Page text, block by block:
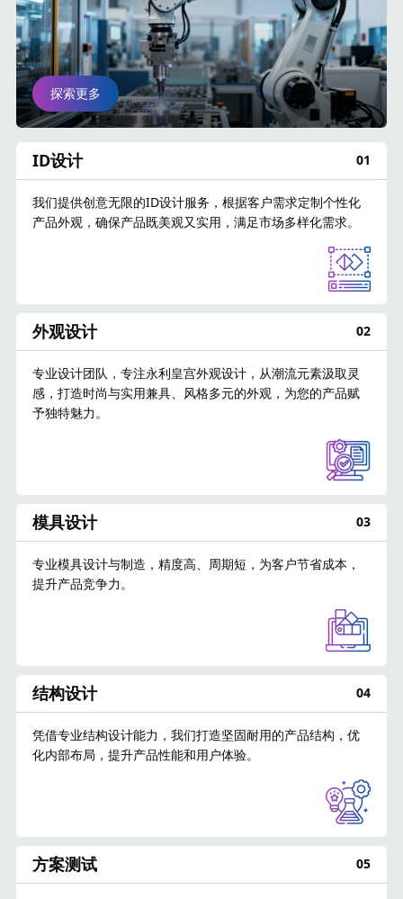
探索更多
ID设计 01
我们提供创意无限的ID设计服务，根据客户需求定制个性化
产品外观，确保产品既美观又实用，满足市场多样化需求。
外观设计 02
专业设计团队，专注永利皇宫外观设计，从潮流元素汲取灵
感，打造时尚与实用兼具、风格多元的外观，为您的产品赋
予独特魅力。
模具设计 03
专业模具设计与制造，精度高、周期短，为客户节省成本，
提升产品竞争力。
结构设计 04
凭借专业结构设计能力，我们打造坚固耐用的产品结构，优
化内部布局，提升产品性能和用户体验。
方案测试 05